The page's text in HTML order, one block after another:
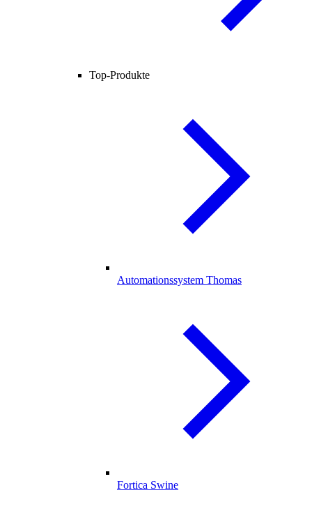
Top-Produkte
Automationssystem Thomas
Fortica Swine